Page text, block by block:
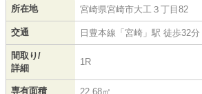
所在地 宮崎県宮崎市大工 ３丁目82
交通 日豊本線 「 宮崎 」駅 徒歩32分
間取り/
詳細
1R
専有面積 22.68㎡